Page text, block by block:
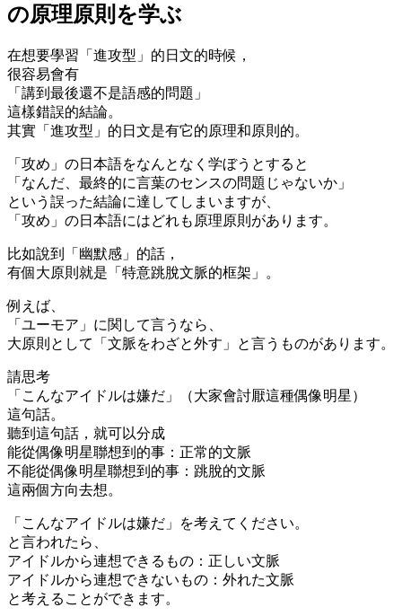
の原理原則を学ぶ
在想要學習「進攻型」的日文的時候，
很容易會有
「講到最後還不是語感的問題」
這樣錯誤的結論。
其實「進攻型」的日文是有它的原理和原則的。
「攻め」の日本語をなんとなく学ぼうとすると
「なんだ、最終的に言葉のセンスの問題じゃないか」
という誤った結論に達してしまいますが、
「攻め」の日本語にはどれも原理原則があります。
比如說到「幽默感」的話，
有個大原則就是「特意跳脫文脈的框架」。
例えば、
「ユーモア」に関して言うなら、
大原則として「文脈をわざと外す」と言うものがあります。
請思考
「こんなアイドルは嫌だ」（大家會討厭這種偶像明星）
這句話。
聽到這句話，就可以分成
能從偶像明星聯想到的事：正常的文脈
不能從偶像明星聯想到的事：跳脫的文脈
這兩個方向去想。
「こんなアイドルは嫌だ」を考えてください。
と言われたら、
アイドルから連想できるもの：正しい文脈
アイドルから連想できないもの：外れた文脈
と考えることができます。